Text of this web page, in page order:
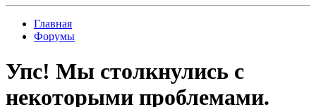
Главная
Форумы
Упс! Мы столкнулись с
некоторыми проблемами.